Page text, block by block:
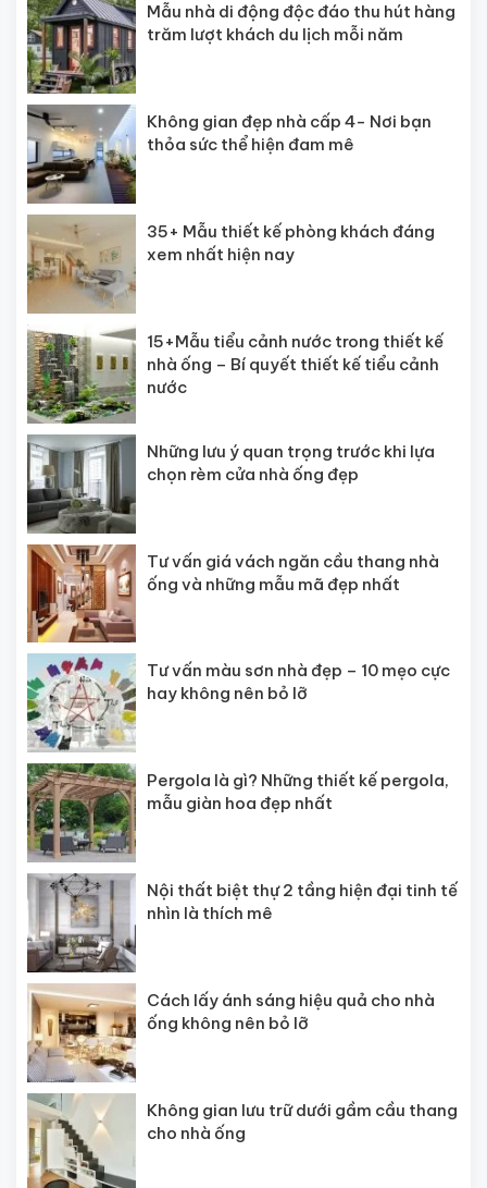
Mẫu nhà di động độc đáo thu hút hàng
trăm lượt khách du lịch mỗi năm
Không gian đẹp nhà cấp 4- Nơi bạn
thỏa sức thể hiện đam mê
35+ Mẫu thiết kế phòng khách đáng
xem nhất hiện nay
15+Mẫu tiểu cảnh nước trong thiết kế
nhà ống – Bí quyết thiết kế tiểu cảnh
nước
Những lưu ý quan trọng trước khi lựa
chọn rèm cửa nhà ống đẹp
Tư vấn giá vách ngăn cầu thang nhà
ống và những mẫu mã đẹp nhất
Tư vấn màu sơn nhà đẹp – 10 mẹo cực
hay không nên bỏ lỡ
Pergola là gì? Những thiết kế pergola,
mẫu giàn hoa đẹp nhất
Nội thất biệt thự 2 tầng hiện đại tinh tế
nhìn là thích mê
Cách lấy ánh sáng hiệu quả cho nhà
ống không nên bỏ lỡ
Không gian lưu trữ dưới gầm cầu thang
cho nhà ống